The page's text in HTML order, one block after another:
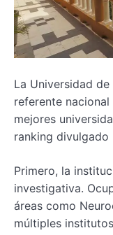
La Universidad
referente
mejores
ranking divulgado
Primero, la
investigativa.
áreas como
múltiples